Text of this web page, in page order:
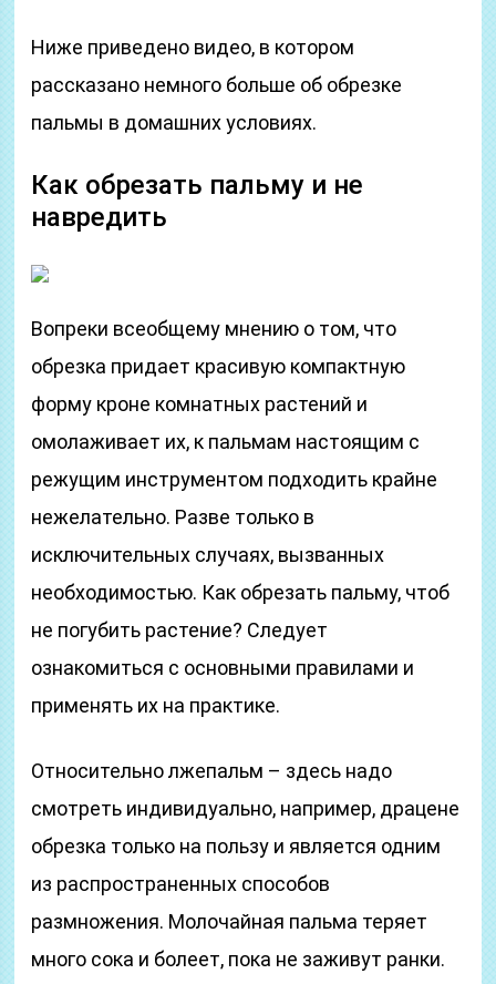
Ниже приведено видео, в котором
рассказано немного больше об обрезке
пальмы в домашних условиях.
Как обрезать пальму и не
навредить
Вопреки всеобщему мнению о том, что
обрезка придает красивую компактную
форму кроне комнатных растений и
омолаживает их, к пальмам настоящим с
режущим инструментом подходить крайне
нежелательно. Разве только в
исключительных случаях, вызванных
необходимостью. Как обрезать пальму, чтоб
не погубить растение? Следует
ознакомиться с основными правилами и
применять их на практике.
Относительно лжепальм – здесь надо
смотреть индивидуально, например, драцене
обрезка только на пользу и является одним
из распространенных способов
размножения. Молочайная пальма теряет
много сока и болеет, пока не заживут ранки.